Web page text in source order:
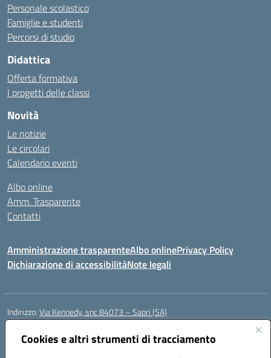
Cookies e altri strumenti di tracciamento
Personale scolastico
Famiglie e studenti
Percorsi di studio
Didattica
Offerta formativa
I progetti delle classi
Novità
Le notizie
Le circolari
Calendario eventi
Albo online
Amm. Trasparente
Contatti
Amministrazione trasparenteAlbo onlinePrivacy Policy
Dichiarazione di accessibilitàNote legali
Indirizzo:Via Kennedy, snc 84073 – Sapri (SA)
Centralino:
Posta elettronica certificata (PEC):saic878008@pec.istruzione.it